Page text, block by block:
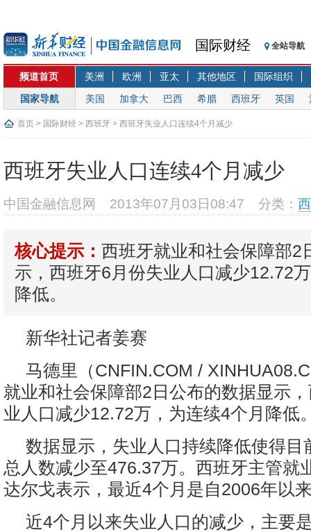
国际财经 全站导航
频道首页 美洲 欧洲 亚太 其他地区
国际组织
国家导航
美国 加拿大 巴西 希腊 西班牙 英国
首页 > 国际财经 > 西班牙 > 西班牙失业人口连续4个月减少
西班牙失业人口连续4个月减少
中国金融信息网 2013年07月03日08:47 分类：
核心提示： 西班牙就业和社会保障部2
示，西班牙6月份失业人口减少12.72
降低。
新华社记者姜赛
马德里（CNFIN.COM /
就业和社会保障部2日公布的数据显示
业人口减少12.72万，为连续4个月降低
数据显示，失业人口持续降低使得目
总人数减少至476.37万。西班牙主管就
达尔戈表示，最近4个月是自2006年以
近4个月以来失业人口的减少，主要